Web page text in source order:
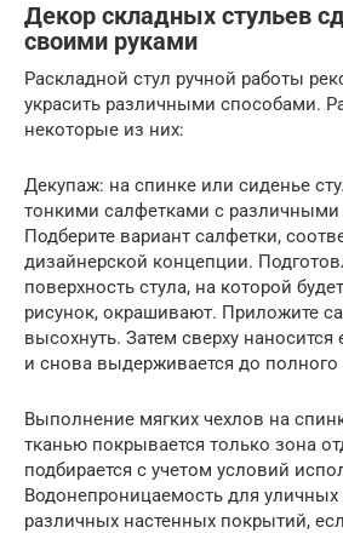
Декор складных стульев
своими руками
Раскладной стул ручной работы
украсить различными способами.
некоторые из них:
Декупаж: на спинке или сиденье
тонкими салфетками с
Подберите вариант салфетки,
дизайнерской концепции.
поверхность стула, на которой
рисунок, окрашивают. Приложите
высохнуть. Затем сверху
и снова выдерживается до
Выполнение мягких чехлов на
тканью покрывается только зона
подбирается с учетом условий
Водонепроницаемость для уличных
различных настенных покрытий,